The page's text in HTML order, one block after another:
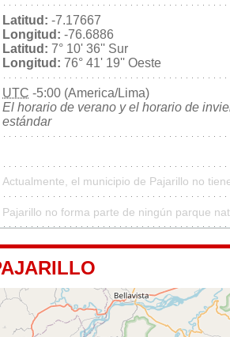
Latitud: -7.17667
Longitud: -76.6886
Latitud: 7° 10' 36'' Sur
Longitud: 76° 41' 19'' Oeste
UTC -5:00 (America/Lima)
El horario de verano y el horario de
estándar
Actualmente, el municipio de Pajarillo no
Pajarillo no forma parte de ningún parque